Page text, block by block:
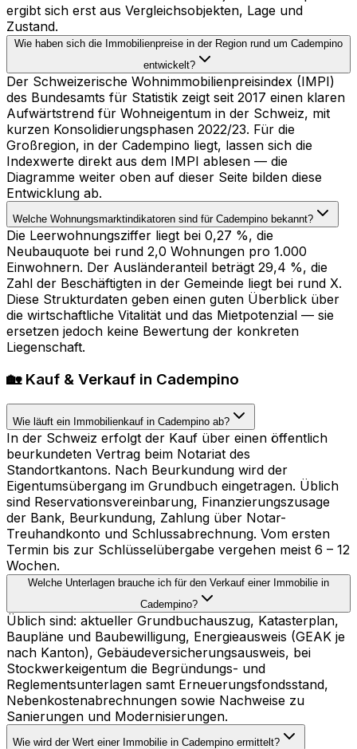
ergibt sich erst aus Vergleichsobjekten, Lage und
Zustand.
Wie haben sich die Immobilienpreise in der Region rund um Cadempino
entwickelt?
Der Schweizerische Wohnimmobilienpreisindex (IMPI)
des Bundesamts für Statistik zeigt seit 2017 einen klaren
Aufwärtstrend für Wohneigentum in der Schweiz, mit
kurzen Konsolidierungsphasen 2022/23. Für die
Großregion, in der Cadempino liegt, lassen sich die
Indexwerte direkt aus dem IMPI ablesen — die
Diagramme weiter oben auf dieser Seite bilden diese
Entwicklung ab.
Welche Wohnungsmarktindikatoren sind für Cadempino bekannt?
Die Leerwohnungsziffer liegt bei 0,27 %, die
Neubauquote bei rund 2,0 Wohnungen pro 1.000
Einwohnern. Der Ausländeranteil beträgt 29,4 %, die
Zahl der Beschäftigten in der Gemeinde liegt bei rund X.
Diese Strukturdaten geben einen guten Überblick über
die wirtschaftliche Vitalität und das Mietpotenzial — sie
ersetzen jedoch keine Bewertung der konkreten
Liegenschaft.
🏡 Kauf & Verkauf in Cadempino
Wie läuft ein Immobilienkauf in Cadempino ab?
In der Schweiz erfolgt der Kauf über einen öffentlich
beurkundeten Vertrag beim Notariat des
Standortkantons. Nach Beurkundung wird der
Eigentumsübergang im Grundbuch eingetragen. Üblich
sind Reservationsvereinbarung, Finanzierungszusage
der Bank, Beurkundung, Zahlung über Notar-
Treuhandkonto und Schlussabrechnung. Vom ersten
Termin bis zur Schlüsselübergabe vergehen meist 6 – 12
Wochen.
Welche Unterlagen brauche ich für den Verkauf einer Immobilie in
Cadempino?
Üblich sind: aktueller Grundbuchauszug, Katasterplan,
Baupläne und Baubewilligung, Energieausweis (GEAK je
nach Kanton), Gebäudeversicherungsausweis, bei
Stockwerkeigentum die Begründungs- und
Reglementsunterlagen samt Erneuerungsfondsstand,
Nebenkostenabrechnungen sowie Nachweise zu
Sanierungen und Modernisierungen.
Wie wird der Wert einer Immobilie in Cadempino ermittelt?